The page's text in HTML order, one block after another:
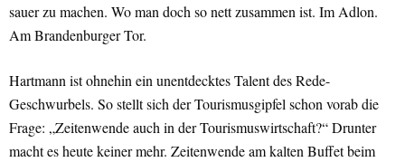
sauer zu machen. Wo man doch so nett zusammen ist. Im Adlon.
Am Brandenburger Tor.
Hartmann ist ohnehin ein unentdecktes Talent des Rede-
Geschwurbels. So stellt sich der Tourismusgipfel schon vorab die
Frage: „Zeitenwende auch in der Tourismuswirtschaft?“ Drunter
macht es heute keiner mehr. Zeitenwende am kalten Buffet beim